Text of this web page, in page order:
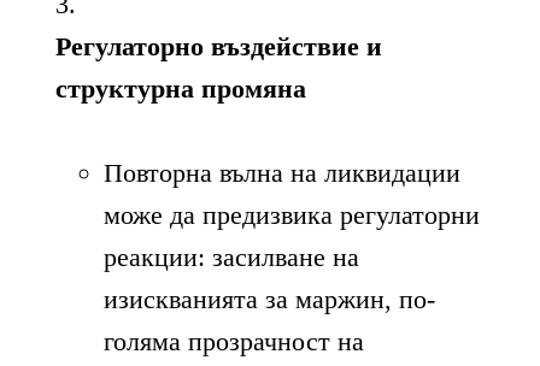
Регулаторно въздействие и
структурна промяна
Повторна вълна на ликвидации
може да предизвика регулаторни
реакции: засилване на
изискванията за маржин, по-
голяма прозрачност на